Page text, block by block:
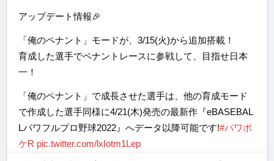
アップデート情報🎉
「俺のペナント」モードが、3/15(火)から追加搭載！
育成した選手でペナントレースに参戦して、目指せ日本
一！
「俺のペナント」で成長させた選手は、他の育成モード
で作成した選手同様に4/21(木)発売の最新作『eBASEBAL
Lパワフルプロ野球2022』へデータ以降可能です!#パワポ
ケR pic.twitter.com/lxIotm1Lep